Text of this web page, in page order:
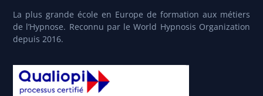
La plus grande école en Europe de formation aux métiers
de l’Hypnose. Reconnu par le World Hypnosis Organization
depuis 2016.